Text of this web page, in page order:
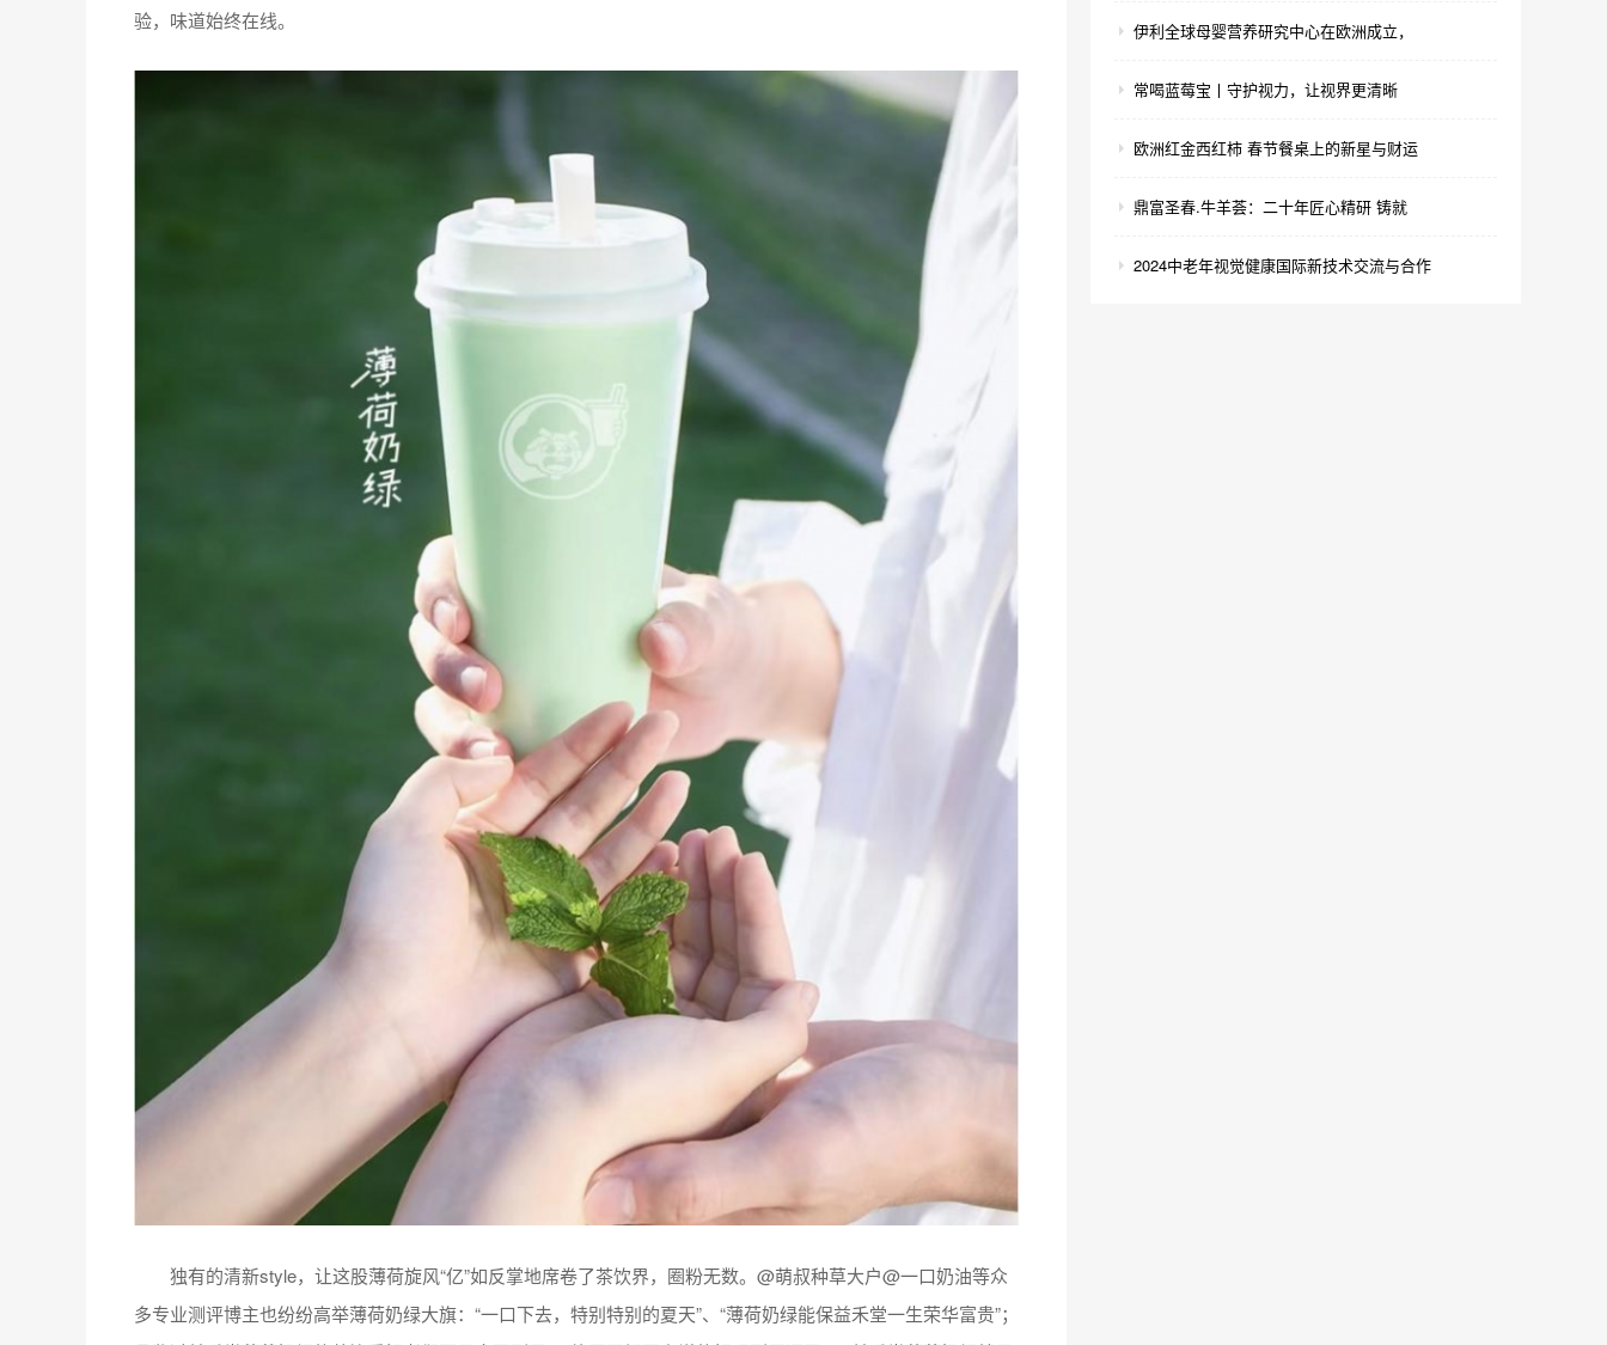
验，味道始终在线。
独有的清新style，让这股薄荷旋风“亿”如反掌地席卷了茶饮界，圈粉无数。@萌叔种草大户@一口奶油等众
多专业测评博主也纷纷高举薄荷奶绿大旗：“一口下去，特别特别的夏天”、“薄荷奶绿能保益禾堂一生荣华富贵”；
伊利全球母婴营养研究中心在欧洲成立，
常喝蓝莓宝丨守护视力，让视界更清晰
欧洲红金西红柿 春节餐桌上的新星与财运
鼎富圣春.牛羊荟：二十年匠心精研 铸就
2024中老年视觉健康国际新技术交流与合作